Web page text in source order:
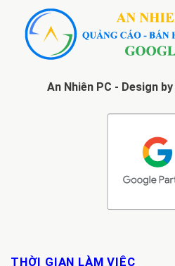
An Nhiên PC - Design by
THỜI GIAN LÀM VIỆC